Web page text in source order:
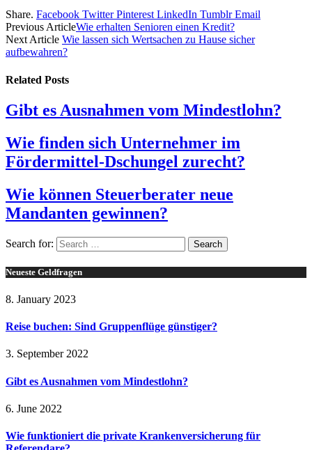
Share. Facebook Twitter Pinterest LinkedIn Tumblr Email
Previous ArticleWie erhalten Senioren einen Kredit?
Next Article Wie lassen sich Wertsachen zu Hause sicher
aufbewahren?
Related Posts
Gibt es Ausnahmen vom Mindestlohn?
Wie finden sich Unternehmer im
Fördermittel-Dschungel zurecht?
Wie können Steuerberater neue
Mandanten gewinnen?
Search for:
Neueste Geldfragen
8. January 2023
Reise buchen: Sind Gruppenflüge günstiger?
3. September 2022
Gibt es Ausnahmen vom Mindestlohn?
6. June 2022
Wie funktioniert die private Krankenversicherung für